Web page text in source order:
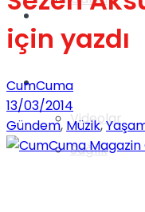
Videolar
Gündem
Yaşam
Sağlık
için yazdı
CumCuma
13/03/2014
Gündem, Müzik,